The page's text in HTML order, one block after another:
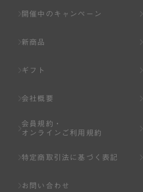
開催中のキャンペーン
新商品
ギフト
会社概要
会員規約・
オンラインご利用規約
特定商取引法に基づく表記
お問い合わせ